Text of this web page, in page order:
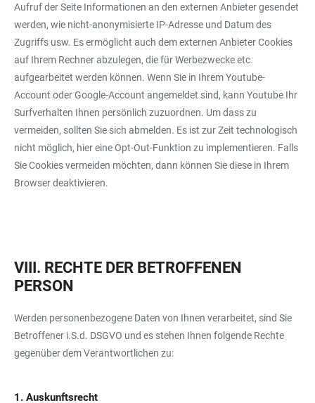
Aufruf der Seite Informationen an den externen Anbieter gesendet
werden, wie nicht-anonymisierte IP-Adresse und Datum des
Zugriffs usw. Es ermöglicht auch dem externen Anbieter Cookies
auf Ihrem Rechner abzulegen, die für Werbezwecke etc.
aufgearbeitet werden können. Wenn Sie in Ihrem Youtube-
Account oder Google-Account angemeldet sind, kann Youtube Ihr
Surfverhalten Ihnen persönlich zuzuordnen. Um dass zu
vermeiden, sollten Sie sich abmelden. Es ist zur Zeit technologisch
nicht möglich, hier eine Opt-Out-Funktion zu implementieren. Falls
Sie Cookies vermeiden möchten, dann können Sie diese in Ihrem
Browser deaktivieren.
VIII. RECHTE DER BETROFFENEN
PERSON
Werden personenbezogene Daten von Ihnen verarbeitet, sind Sie
Betroffener i.S.d. DSGVO und es stehen Ihnen folgende Rechte
gegenüber dem Verantwortlichen zu:
1. Auskunftsrecht